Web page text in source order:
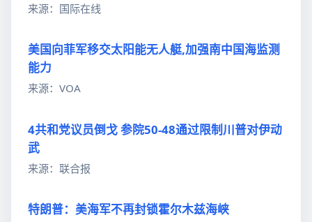
来源：国际在线
美国向菲军移交太阳能无人艇,加强南中国海监测
能力
来源：VOA
4共和党议员倒戈 参院50-48通过限制川普对伊动
武
来源：联合报
特朗普：美海军不再封锁霍尔木兹海峡